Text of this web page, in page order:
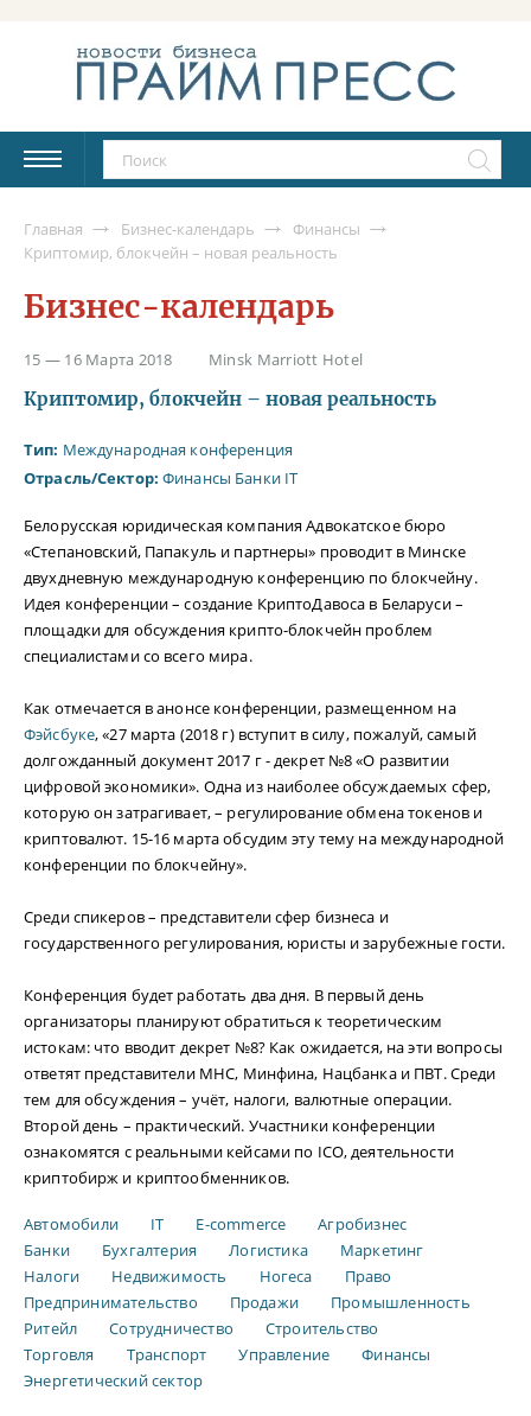
Главная Бизнес-календарь
Финансы
Криптомир, блокчейн – новая реальность
Бизнес-календарь
15 — 16 Марта 2018 Minsk Marriott Hotel
Криптомир, блокчейн – новая реальность
Тип: Международная конференция
Отрасль/Сектор: Финансы Банки IT
Белорусская юридическая компания Адвокатское бюро
«Степановский, Папакуль и партнеры» проводит в Минске
двухдневную международную конференцию по блокчейну.
Идея конференции – создание КриптоДавоса в Беларуси –
площадки для обсуждения крипто-блокчейн проблем
специалистами со всего мира.
Как отмечается в анонсе конференции, размещенном на
Фэйсбуке, «27 марта (2018 г) вступит в силу, пожалуй, самый
долгожданный документ 2017 г - декрет №8 «О развитии
цифровой экономики». Одна из наиболее обсуждаемых сфер,
которую он затрагивает, – регулирование обмена токенов и
криптовалют. 15-16 марта обсудим эту тему на международной
конференции по блокчейну».
Среди спикеров – представители сфер бизнеса и
государственного регулирования, юристы и зарубежные гости.
Конференция будет работать два дня. В первый день
организаторы планируют обратиться к теоретическим
истокам: что вводит декрет №8? Как ожидается, на эти вопросы
ответят представители МНС, Минфина, Нацбанка и ПВТ. Среди
тем для обсуждения – учёт, налоги, валютные операции.
Второй день – практический. Участники конференции
ознакомятся с реальными кейсами по ICO, деятельности
криптобирж и криптообменников.
Автомобили IT E-commerce
Агробизнес
Банки
Бухгалтерия Логистика
Маркетинг
Налоги
Недвижимость Ногеса
Право
Предпринимательство
Продажи
Промышленность
Ритейл
Сотрудничество
Строительство
Торговля
Транспорт Управление
Финансы
Энергетический сектор